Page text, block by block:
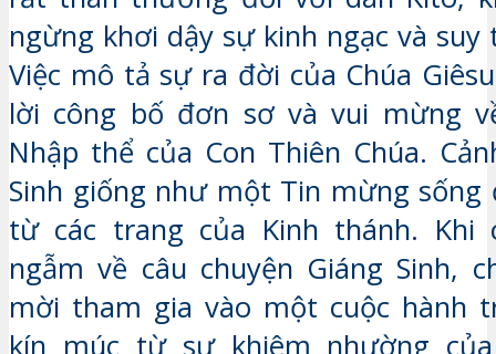
ngừng khơi dậy sự kinh ngạc và
Việc mô tả sự ra đời của Chúa
lời công bố đơn sơ và vui mừng
Nhập thể của Con Thiên Chúa.
Sinh giống như một Tin mừng sống
từ các trang của Kinh thánh. Khi
ngẫm về câu chuyện Giáng Sinh,
mời tham gia vào một cuộc hành
kín múc từ sự khiêm nhường của